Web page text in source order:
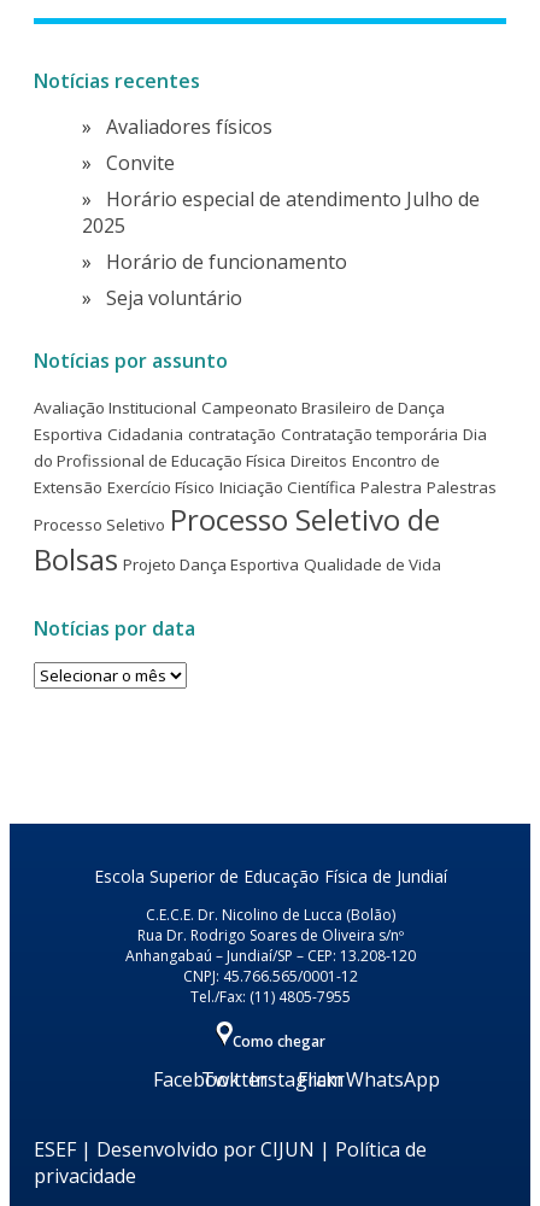
Notícias recentes
Avaliadores físicos
Convite
Horário especial de atendimento Julho de
2025
Horário de funcionamento
Seja voluntário
Notícias por assunto
Avaliação Institucional Campeonato Brasileiro de Dança
Esportiva Cidadania contratação Contratação temporária Dia
do Profissional de Educação Física Direitos Encontro de
Extensão Exercício Físico Iniciação Científica Palestra Palestras
Processo Seletivo Processo Seletivo de
Bolsas Projeto Dança Esportiva Qualidade de Vida
Notícias por data
Notícias
Escola Superior de Educação Física de Jundiaí
C.E.C.E. Dr. Nicolino de Lucca (Bolão)
Rua Dr. Rodrigo Soares de Oliveira s/nº
Anhangabaú – Jundiaí/SP – CEP: 13.208-120
CNPJ: 45.766.565/0001-12
Tel./Fax: (11) 4805-7955
Como chegar
Facebook
TwitterInstagram
FlickrWhatsApp
ESEF | Desenvolvido porCIJUN | Política de
privacidade